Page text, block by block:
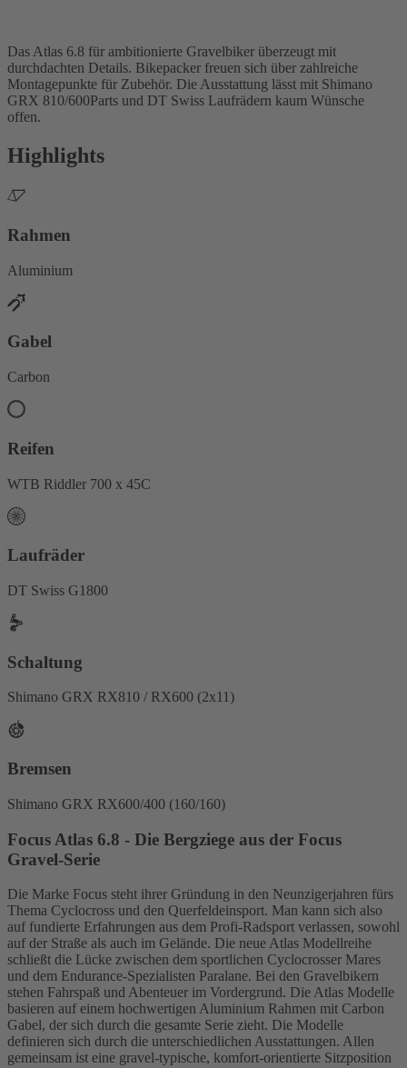
Das Atlas 6.8 für ambitionierte Gravelbiker überzeugt mit
durchdachten Details. Bikepacker freuen sich über zahlreiche
Montagepunkte für Zubehör. Die Ausstattung lässt mit Shimano
GRX 810/600Parts und DT Swiss Laufrädern kaum Wünsche
offen.
Highlights
Rahmen
Aluminium
Gabel
Carbon
Reifen
WTB Riddler 700 x 45C
Laufräder
DT Swiss G1800
Schaltung
Shimano GRX RX810 / RX600 (2x11)
Bremsen
Shimano GRX RX600/400 (160/160)
Focus Atlas 6.8 - Die Bergziege aus der Focus
Gravel-Serie
Die Marke Focus steht ihrer Gründung in den Neunzigerjahren fürs
Thema Cyclocross und den Querfeldeinsport. Man kann sich also
auf fundierte Erfahrungen aus dem Profi-Radsport verlassen, sowohl
auf der Straße als auch im Gelände. Die neue Atlas Modellreihe
schließt die Lücke zwischen dem sportlichen Cyclocrosser Mares
und dem Endurance-Spezialisten Paralane. Bei den Gravelbikern
stehen Fahrspaß und Abenteuer im Vordergrund. Die Atlas Modelle
basieren auf einem hochwertigen Aluminium Rahmen mit Carbon
Gabel, der sich durch die gesamte Serie zieht. Die Modelle
definieren sich durch die unterschiedlichen Ausstattungen. Allen
gemeinsam ist eine gravel-typische, komfort-orientierte Sitzposition